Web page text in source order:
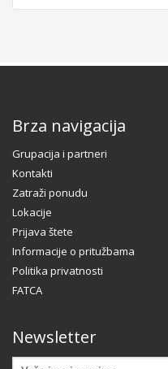
Brza navigacija
Grupacija i partneri
Kontakti
Zatraži ponudu
Lokacije
Prijava štete
Informacije o pritužbama
Politika privatnosti
FATCA
Newsletter